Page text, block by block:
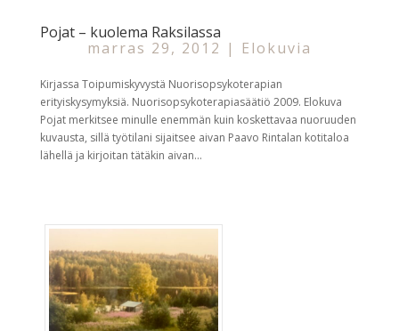
Pojat – kuolema Raksilassa
marras 29, 2012 | Elokuvia
Kirjassa Toipumiskyvystä Nuorisopsykoterapian
erityiskysymyksiä. Nuorisopsykoterapiasäätiö 2009. Elokuva
Pojat merkitsee minulle enemmän kuin koskettavaa nuoruuden
kuvausta, sillä työtilani sijaitsee aivan Paavo Rintalan kotitaloa
lähellä ja kirjoitan tätäkin aivan...